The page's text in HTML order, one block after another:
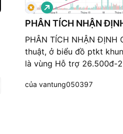
PHÂN TÍCH NHẬN
PHÂN TÍCH NHẬN ĐỊNH
thuật, ở biểu đồ ptkt
là vùng Hỗ trợ 26.500đ-
lền quanh mốc 29.000đ -
G
i
á
ê
n
của vantung050397